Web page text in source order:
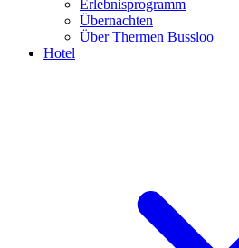
Erlebnisprogramm
Übernachten
Über Thermen Bussloo
Hotel